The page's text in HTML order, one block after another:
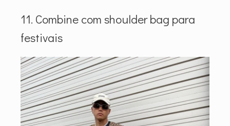
11. Combine com shoulder bag para
festivais